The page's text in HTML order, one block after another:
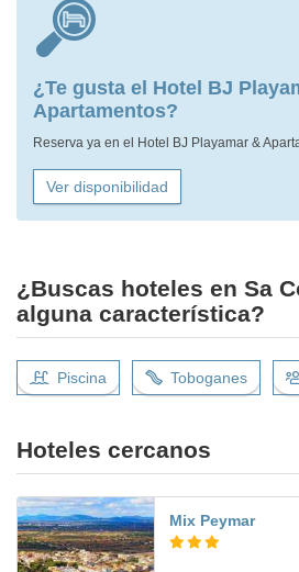
¿Te gusta el Hotel BJ
Apartamentos?
Reserva ya en el Hotel BJ Playamar &
Ver disponibilidad
¿Buscas hoteles en Sa
alguna característica?
Piscina Toboganes
Hoteles cercanos
Mix Peymar